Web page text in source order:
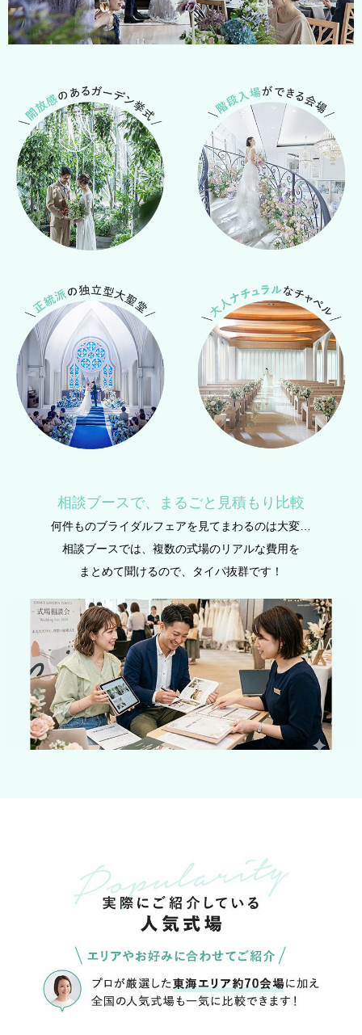
相談ブースで、まるごと見積もり比較
何件ものブライダルフェアを​見てまわるのは​大変…
相談ブースでは、複数の式場のリアルな費用を
まとめて聞けるので、タイパ抜群です！